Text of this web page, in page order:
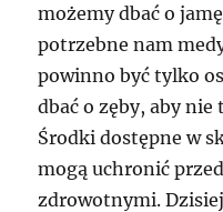
możemy dbać o
potrzebne nam
powinno być tylko
dbać o zęby, aby nie
Środki dostępne w
mogą uchronić
zdrowotnymi.